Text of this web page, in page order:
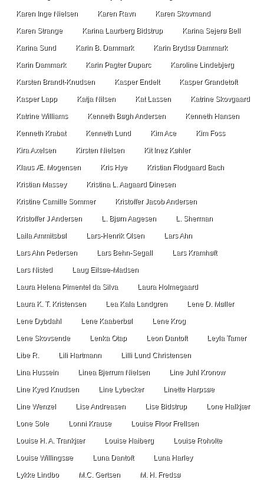
Karen Inge Nielsen Karen Ravn Karen Skovmand
Karen Strange Karina Laurberg Bidstrup Karina Sejerø Bell
Karina Sund Karin B. Dammark Karin Brydsø Dammark
Karin Dammark Karin Pagter Duparc Karoline Lindebjerg
Karsten Brandt-Knudsen Kasper Endelt Kasper Grandetoft
Kasper Lapp Katja Nilsen Kat Lassen Katrine Skovgaard
Katrine Williams Kenneth Bøgh Andersen Kenneth Hansen
Kenneth Krabat Kenneth Lund Kim Ace Kim Foss
Kira Axelsen Kirsten Nielsen Kit Inez Køhler
Klaus Æ. Mogensen Kris Hye Kristian Flodgaard Bach
Kristian Massey Kristina L. Aagaard Dinesen
Kristine Camille Sommer Kristoffer Jacob Andersen
Kristoffer J Andersen L. Bjørn Aagesen L. Sherman
Laila Ammitsbøl Lars-Henrik Olsen Lars Ahn
Lars Ahn Pedersen Lars Behn-Segall Lars Kramhøft
Lars Nisted Laug Eilsøe-Madsen
Laura Helena Pimentel da Silva Laura Holmegaard
Laura K. T. Kristensen Lea Kala Landgren Lene D. Møller
Lene Dybdahl Lene Kaaberbøl Lene Krog
Lene Skovsende Lenka Otap Leon Dantoft Leyla Tamer
Libe R. Lili Hartmann Lilli Lund Christensen
Lina Hussein Linea Bjerrum Nielsen Line Juhl Kronow
Line Kyed Knudsen Line Lybecker Linette Harpsøe
Line Wenzel Lise Andreasen Lise Bidstrup Lone Halkjær
Lone Sole Lonni Krause Louise Floor Frellsen
Louise H. A. Trankjær Louise Haiberg Louise Roholte
Louise Willingsøe Luna Dantoft Luna Harley
Lykke Lindbo M.C. Gertsen M. H. Fredsø